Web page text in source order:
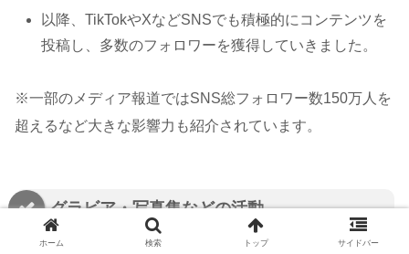
以降、TikTokやXなどSNSでも積極的にコンテンツを
投稿し、多数のフォロワーを獲得していきました。
※一部のメディア報道ではSNS総フォロワー数150万人を
超えるなど大きな影響力も紹介されています。
グラビア・写真集などの活動
ホーム 検索 トップ サイドバー